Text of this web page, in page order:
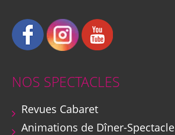
NOS SPECTACLES
Revues Cabaret
Animations de Dîner-Spectacle